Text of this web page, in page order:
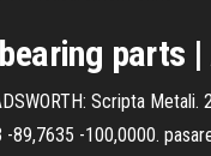
parts
Scripta
-100,0000.